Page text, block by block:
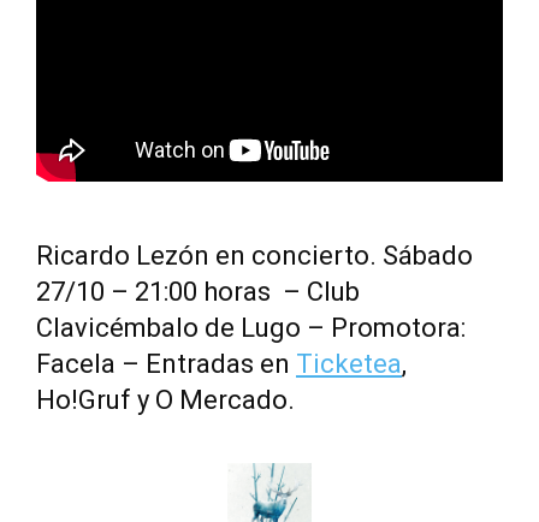
Ricardo Lezón en concierto. Sábado
27/10 – 21:00 horas – Club
Clavicémbalo de Lugo – Promotora:
Facela – Entradas en Ticketea,
Ho!Gruf y O Mercado.